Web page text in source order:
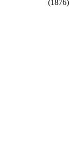
(1876)